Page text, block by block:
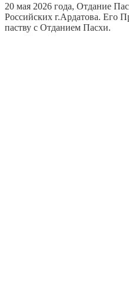
20 мая 2026 года, Отдание
Российских г.Ардатова. Его
паству с Отданием Пасхи.